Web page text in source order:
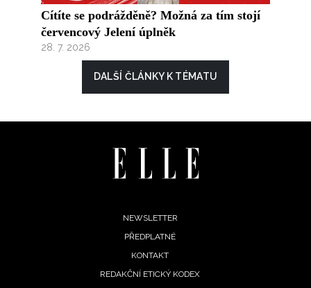
Cítíte se podrážděně? Možná za tím stojí
červencový Jelení úplněk
28. 7. 2026
DALŠÍ ČLÁNKY K TÉMATU
NEWSLETTER
PŘEDPLATNÉ
KONTAKT
REDAKČNÍ ETICKÝ KODEX